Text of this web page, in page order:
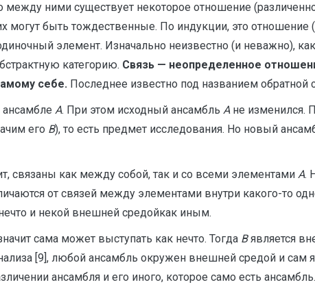
ними существует некоторое отношение
могут быть тождественные. По индукции, это отношение
элемент. Изначально неизвестно (и неважно),
категорию. Связь — неопределенное
себе. Последнее известно под названием обратной
A. При этом исходный ансамбль Ане изменился.
его B), то есть предмет исследования. Но новый
связаны как между собой, так и со всеми элементами A.
от связей между элементами внутри какого-то
и некой внешней средойкак иным.
сама может выступать как нечто. Тогда Bявляется
[9], любой ансамбль окружен внешней средой и сам
ансамбля и его иного, которое само есть